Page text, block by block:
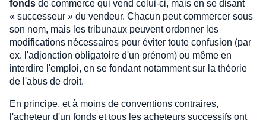
fonds de commerce qui vend celui-ci, mais en se disant
« successeur » du vendeur. Chacun peut commercer sous
son nom, mais les tribunaux peuvent ordonner les
modifications nécessaires pour éviter toute confusion (par
ex. l'adjonction obligatoire d'un prénom) ou même en
interdire l'emploi, en se fondant notamment sur la théorie
de l'abus de droit.
En principe, et à moins de conventions contraires,
l'acheteur d'un fonds et tous les acheteurs successifs ont